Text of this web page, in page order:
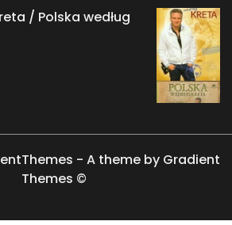
/ Polska według
- A theme by Gradient
Themes ©